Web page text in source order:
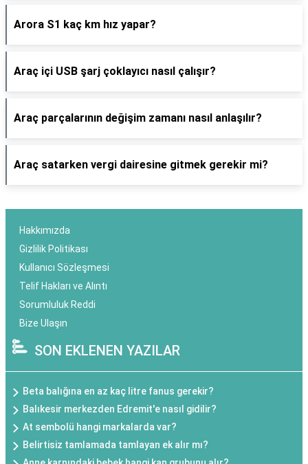
Arora S1 kaç km hız yapar?
Araç içi USB şarj çoklayıcı nasıl çalışır?
Araç parçalarının değişim zamanı nasıl anlaşılır?
Araç satarken vergi dairesine gitmek gerekir mi?
Hakkımızda
Gizlilik Politikası
Kullanıcı Sözleşmesi
Telif Hakları ve Alıntı
Sorumluluk Reddi
Bize Ulaşın
SON EKLENEN YAZILAR
Beta balığına en az kaç litre fanus gerekir?
Balıkesir merkezden Edremit'e nasıl gidilir?
At sembolü hangi markalarda var?
Belirtisiz tamlamada tamlayan ek alır mı?